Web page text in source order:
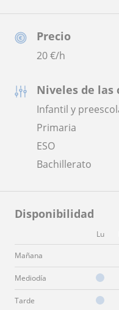
Precio
20€/h
Niveles de las
Infantil y
Primaria
ESO
Bachillerato
Disponibilidad
Lu
Mañana
Mediodía
Tarde